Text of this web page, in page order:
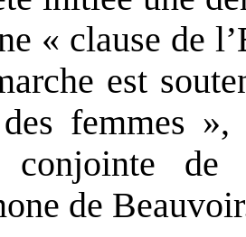
« clause de
est
femmes
conjointe
de